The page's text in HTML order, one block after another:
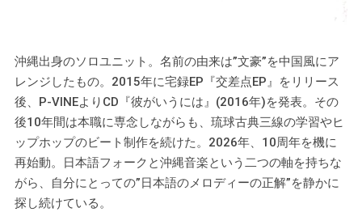
沖縄出身のソロユニット。名前の由来は”文豪”を中国風にア
レンジしたもの。2015年に宅録EP『交差点EP』をリリース
後、P-VINEよりCD『彼がいうには』(2016年)を発表。その
後10年間は本職に専念しながらも、琉球古典三線の学習やヒ
ップホップのビート制作を続けた。2026年、10周年を機に
再始動。日本語フォークと沖縄音楽という二つの軸を持ちな
がら、自分にとっての”日本語のメロディーの正解”を静かに
探し続けている。